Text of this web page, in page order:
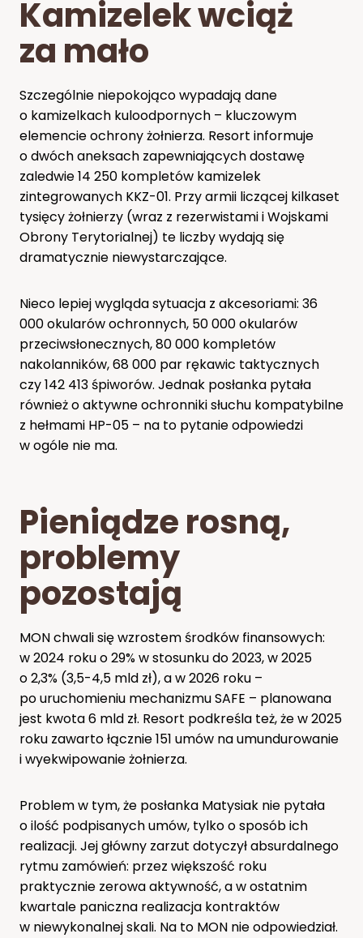
Kamizelek wciąż
za mało
Szczególnie niepokojąco wypadają dane
o kamizelkach kuloodpornych – kluczowym
elemencie ochrony żołnierza. Resort informuje
o dwóch aneksach zapewniających dostawę
zaledwie 14 250 kompletów kamizelek
zintegrowanych KKZ-01. Przy armii liczącej kilkaset
tysięcy żołnierzy (wraz z rezerwistami i Wojskami
Obrony Terytorialnej) te liczby wydają się
dramatycznie niewystarczające.
Nieco lepiej wygląda sytuacja z akcesoriami: 36
000 okularów ochronnych, 50 000 okularów
przeciwsłonecznych, 80 000 kompletów
nakolanników, 68 000 par rękawic taktycznych
czy 142 413 śpiworów. Jednak posłanka pytała
również o aktywne ochronniki słuchu kompatybilne
z hełmami HP-05 – na to pytanie odpowiedzi
w ogóle nie ma.
Pieniądze rosną,
problemy
pozostają
MON chwali się wzrostem środków finansowych:
w 2024 roku o 29% w stosunku do 2023, w 2025
o 2,3% (3,5-4,5 mld zł), a w 2026 roku –
po uruchomieniu mechanizmu SAFE – planowana
jest kwota 6 mld zł. Resort podkreśla też, że w 2025
roku zawarto łącznie 151 umów na umundurowanie
i wyekwipowanie żołnierza.
Problem w tym, że posłanka Matysiak nie pytała
o ilość podpisanych umów, tylko o sposób ich
realizacji. Jej główny zarzut dotyczył absurdalnego
rytmu zamówień: przez większość roku
praktycznie zerowa aktywność, a w ostatnim
kwartale paniczna realizacja kontraktów
w niewykonalnej skali. Na to MON nie odpowiedział.